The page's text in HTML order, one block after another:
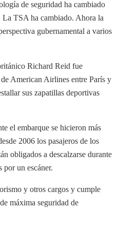
de seguridad ha cambiado
TSA ha cambiado. Ahora la
gubernamental a varios
Richard Reid fue
American Airlines entre París y
sus zapatillas deportivas
el embarque se hicieron más
2006 los pasajeros de los
obligados a descalzarse durante
por un escáner.
y otros cargos y cumple
máxima seguridad de